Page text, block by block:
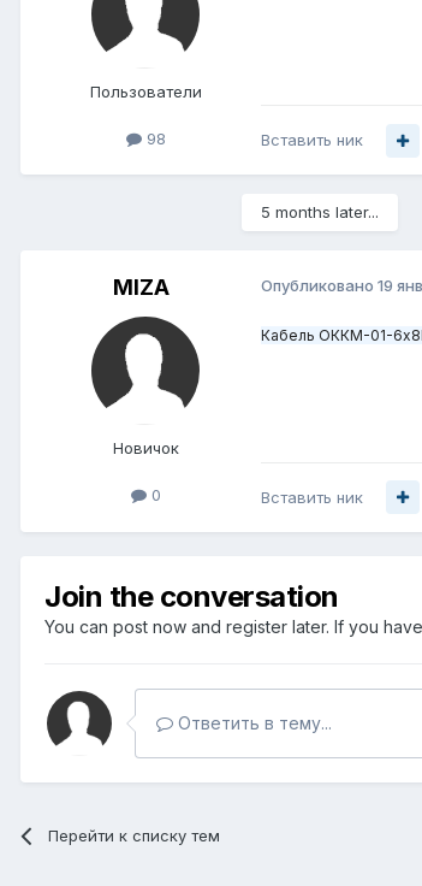
Пользователи
98 Вставить ник
5 months later...
MIZA
Новичок
0
Опубликовано 19
Кабель ОККМ-01-
Вставить ник
Join the conversation
You can post now and register later. If you
Ответить в тему...
Перейти к списку тем